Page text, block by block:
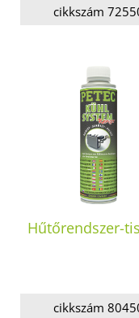
cikkszám
Hűtőrendszer-
cikkszám